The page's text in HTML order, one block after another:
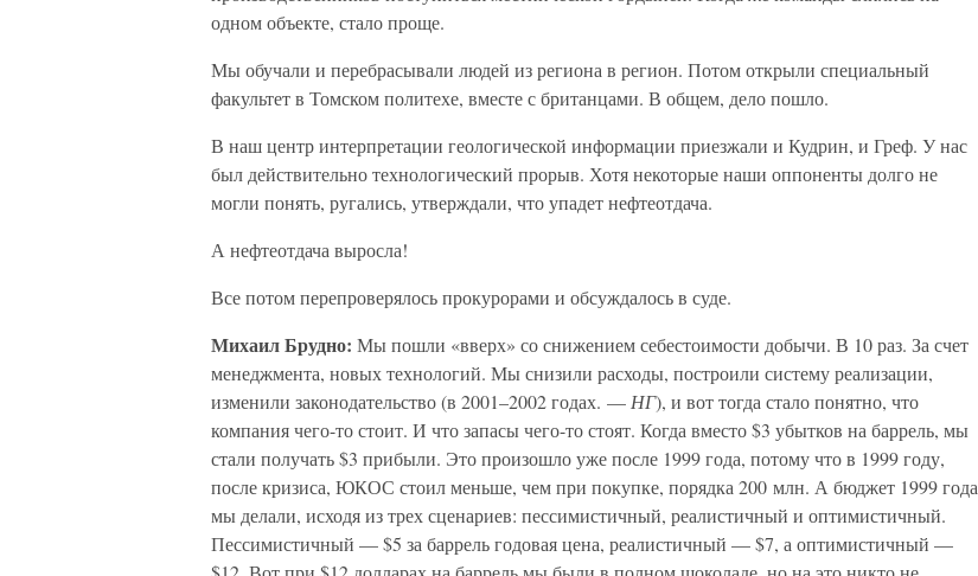
одном объекте, стало проще.
Мы обучали и перебрасывали людей из региона в регион. Потом открыли специальный
факультет в Томском политехе, вместе с британцами. В общем, дело пошло.
В наш центр интерпретации геологической информации приезжали и Кудрин, и Греф. У нас
был действительно технологический прорыв. Хотя некоторые наши оппоненты долго не
могли понять, ругались, утверждали, что упадет нефтеотдача.
А нефтеотдача выросла!
Все потом перепроверялось прокурорами и обсуждалось в суде.
Михаил Брудно: Мы пошли «вверх» со снижением себестоимости добычи. В 10 раз. За счет
менеджмента, новых технологий. Мы снизили расходы, построили систему реализации,
изменили законодательство (в 2001–2002 годах. — НГ), и вот тогда стало понятно, что
компания чего-то стоит. И что запасы чего-то стоят. Когда вместо $3 убытков на баррель, мы
стали получать $3 прибыли. Это произошло уже после 1999 года, потому что в 1999 году,
после кризиса, ЮКОС стоил меньше, чем при покупке, порядка 200 млн. А бюджет 1999 года
мы делали, исходя из трех сценариев: пессимистичный, реалистичный и оптимистичный.
Пессимистичный — $5 за баррель годовая цена, реалистичный — $7, а оптимистичный —